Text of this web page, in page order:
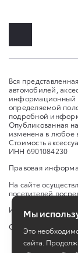
Вся
автомобилей,
информационный
определяемой
подробной
Опубликованная
изменена в любое
Стоимость
ИНН 6901084230
Правовая
На сайте
посетителей
Изменить настройку
Сбросить cookie
Мы
Это
сайта.